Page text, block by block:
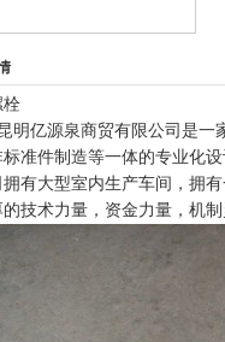
栓
源泉商贸有限公司是一
准件制造等一体的专业化
有大型室内生产车间，拥
技术力量，资金力量，机